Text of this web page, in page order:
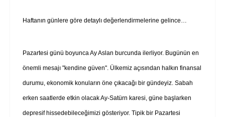
Haftanın günlere göre detaylı değerlendirmelerine gelince…
Pazartesi günü boyunca Ay Aslan burcunda ilerliyor. Bugünün en
önemli mesajı "kendine güven". Ülkemiz açısından halkın finansal
durumu, ekonomik konuların öne çıkacağı bir gündeyiz. Sabah
erken saatlerde etkin olacak Ay-Satürn karesi, güne başlarken
depresif hissedebileceğimizi gösteriyor. Tipik bir Pazartesi